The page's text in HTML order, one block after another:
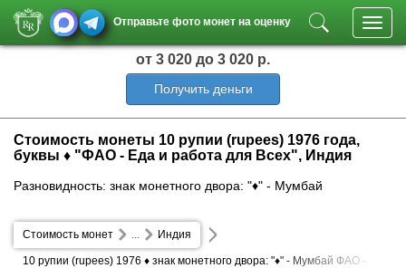
Отправьте фото монет на оценку
от 3 020 до 3 020 р.
Получить деньги
Стоимость монеты 10 рупии (rupees) 1976 года,
буквы ♦ "ФАО - Еда и работа для Всех", Индия
Разновидность: знак монетного двора: "♦" - Мумбай
Стоимость монет Индия
...
10 рупии (rupees) 1976 ♦ знак монетного двора: "♦" - Мумбай ФАО -